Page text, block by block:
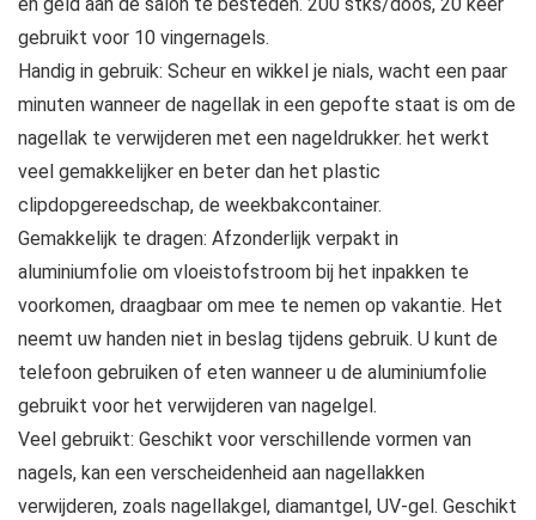
gebruikt voor 10 vingernagels.
Handig in gebruik: Scheur en wikkel je nials, wacht een paar
minuten wanneer de nagellak in een gepofte staat is om de
nagellak te verwijderen met een nageldrukker. het werkt
veel gemakkelijker en beter dan het plastic
clipdopgereedschap, de weekbakcontainer.
Gemakkelijk te dragen: Afzonderlijk verpakt in
aluminiumfolie om vloeistofstroom bij het inpakken te
voorkomen, draagbaar om mee te nemen op vakantie. Het
neemt uw handen niet in beslag tijdens gebruik. U kunt de
telefoon gebruiken of eten wanneer u de aluminiumfolie
gebruikt voor het verwijderen van nagelgel.
Veel gebruikt: Geschikt voor verschillende vormen van
nagels, kan een verscheidenheid aan nagellakken
verwijderen, zoals nagellakgel, diamantgel, UV-gel. Geschikt